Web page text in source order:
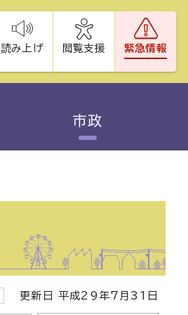
読み上げ 閲覧支援 緊急情報
市政
更新日 平成29年7月31日